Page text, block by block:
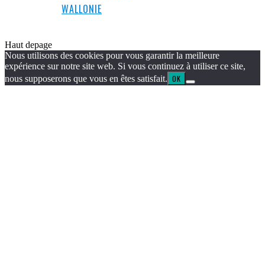
WALLONIE
Haut depage
Nous utilisons des cookies pour vous garantir la meilleure
expérience sur notre site web. Si vous continuez à utiliser ce site,
nous supposerons que vous en êtes satisfait. OK